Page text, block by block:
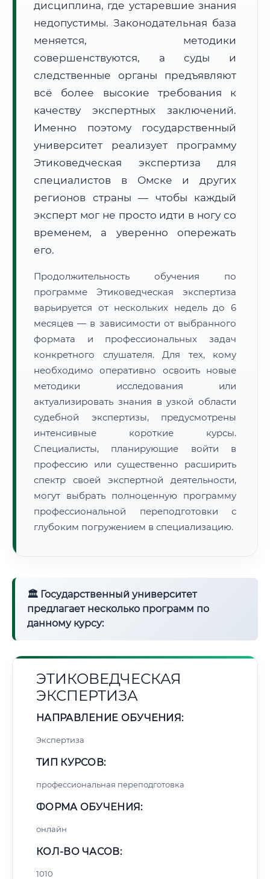
Формат учебы:
Дистанционно
🗺️ Зона обслуживания: г. Омск
• Маршрут транзита: ~609 км
📜 Документы и аккредитация ФИС ФРДО
Нажмите на документ для увеличения и просмотра
дисциплина, где устаревшие знания
недопустимы. Законодательная база
меняется, методики
совершенствуются, а суды и
следственные органы предъявляют
всё более высокие требования к
качеству экспертных заключений.
Именно поэтому государственный
университет реализует программу
Этиковедческая экспертиза для
специалистов в Омске и других
регионов страны — чтобы каждый
эксперт мог не просто идти в ногу со
временем, а уверенно опережать
его.
Продолжительность обучения по
программе Этиковедческая экспертиза
варьируется от нескольких недель до 6
месяцев — в зависимости от выбранного
формата и профессиональных задач
конкретного слушателя. Для тех, кому
необходимо оперативно освоить новые
методики исследования или
актуализировать знания в узкой области
судебной экспертизы, предусмотрены
интенсивные короткие курсы.
Специалисты, планирующие войти в
профессию или существенно расширить
спектр своей экспертной деятельности,
могут выбрать полноценную программу
профессиональной переподготовки с
глубоким погружением в специализацию.
🏛 Государственный университет
предлагает несколько программ по
данному курсу:
ЭТИКОВЕДЧЕСКАЯ
ЭКСПЕРТИЗА
НАПРАВЛЕНИЕ ОБУЧЕНИЯ:
Экспертиза
ТИП КУРСОВ:
профессиональная переподготовка
ФОРМА ОБУЧЕНИЯ:
онлайн
КОЛ-ВО ЧАСОВ:
1010